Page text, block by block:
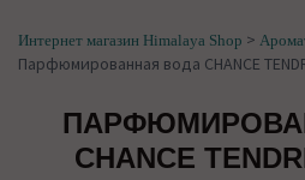
Интернет магазин Himalaya Shop >
Парфюмированная вода CHANCE
CHANCE